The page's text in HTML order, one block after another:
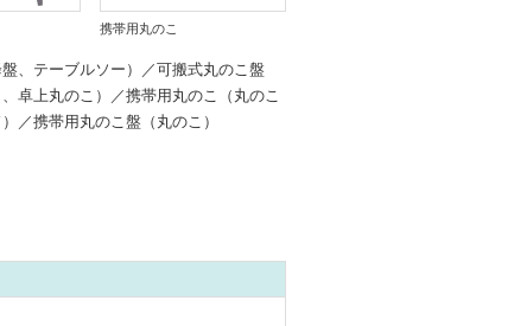
携帯用丸のこ
、テーブルソー）／可搬式丸のこ盤
、卓上丸のこ）／携帯用丸のこ（丸のこ
／携帯用丸のこ盤（丸のこ）